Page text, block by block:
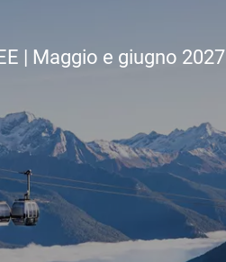
| Maggio e giugno 2027